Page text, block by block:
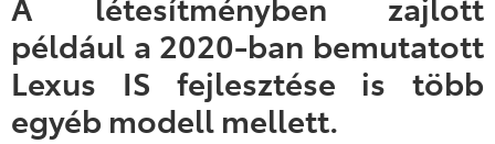
például a 2020-ban bemutatott
Lexus IS fejlesztése is több
egyéb modell mellett.